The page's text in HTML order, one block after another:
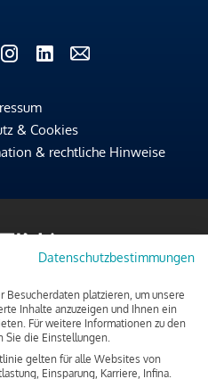
& Cookies
& rechtliche Hinweise
Datenschutzbestimmungen
Besucherdaten platzieren, um unsere
Inhalte anzuzeigen und Ihnen ein
Für weitere Informationen zu den
Sie die Einstellungen.
gelten für alle Websites von
Einsparung, Karriere, Infina.